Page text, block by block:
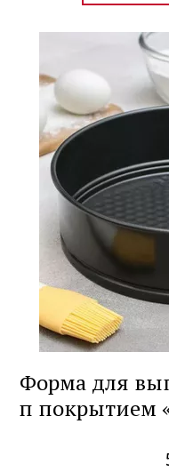
Форма для
п покрытием